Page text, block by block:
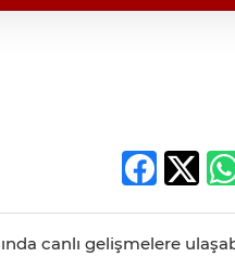
canlı gelişmelere